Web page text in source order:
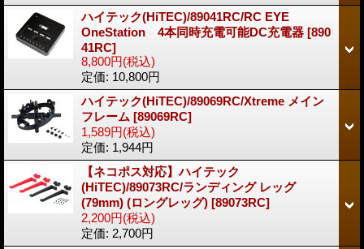
ハイテック(HiTEC)/89041RC/RC EYE
OneStation 4本同時充電可能DC充電器 [890
41RC]
8,800円(税込)
定価: 10,800円
ハイテック(HiTEC)/89069RC/Xtreme メイン
フレーム [89069RC]
1,589円(税込)
定価: 1,944円
【ネコポス対応】ハイテック
(HiTEC)/89073RC/ランディング レッグ
(79mm) (ロングレッグ) [89073RC]
2,200円(税込)
定価: 2,700円